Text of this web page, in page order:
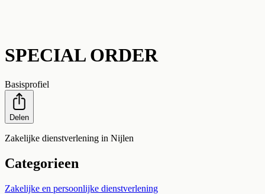
SPECIAL ORDER
Basisprofiel
Delen
Zakelijke dienstverlening in Nijlen
Categorieen
Zakelijke en persoonlijke dienstverlening